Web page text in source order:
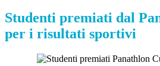
Studenti premiati dal
per i risultati sportivi